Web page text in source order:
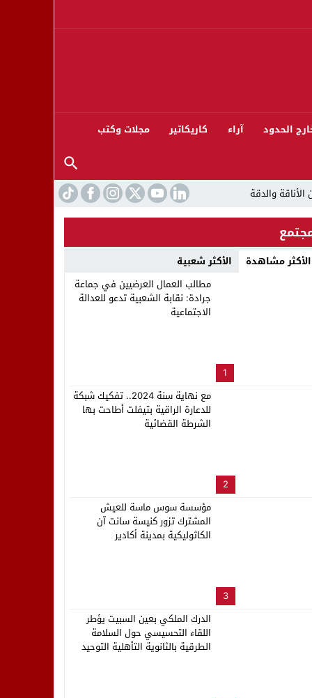
الحدود آراء كاريكاتير مجلات وكتب
13
بنزاهة النهائي
الأكثر مشاهدة الأكثر شعبية
1
مطالب العمال العرضيين في جماعة
جرادة: نقابة الشعبية تدعو للعدالة
الاجتماعية
2
مع نهاية سنة 2024.. تفكيك شبكة
للدعارة الراقية بتيفلت أطاحت بها
الشرطة القضائية
3
مؤسسة سوس ماسة للعيش
المشترك تزور كنيسة سانت آن
الكاثوليكية بمدينة أكادير
الدرك الملكي بعين السبيت يؤطر
اللقاء التحسيسي حول السلامة
الطرقية بالثانوية التأهلية التوحيد